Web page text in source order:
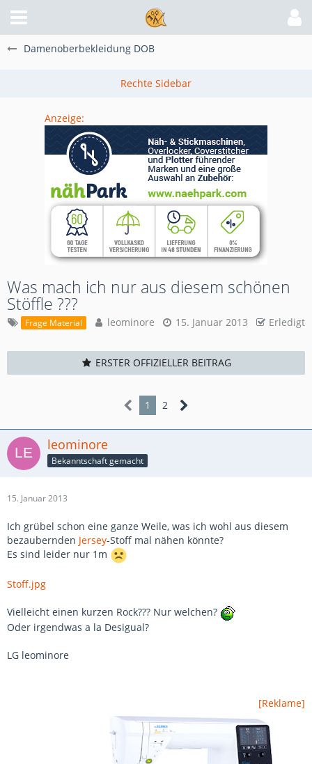
Damenoberbekleidung DOB
Anzeige:
Was mach ich nur aus diesem schönen
Stöffle ???
Frage Material leominore 15. Januar 2013 Erledigt
ERSTER OFFIZIELLER BEITRAG
1 2
leominore
Bekanntschaft gemacht
15. Januar 2013
Ich grübel schon eine ganze Weile, was ich wohl aus diesem
bezaubernden Jersey-Stoff mal nähen könnte?
Es sind leider nur 1m
Stoff.jpg
Vielleicht einen kurzen Rock??? Nur welchen?
Oder irgendwas a la Desigual?
LG leominore
[Reklame]